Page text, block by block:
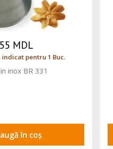
55 MDL
indicat pentru 1 Buc.
inox BR 331
în coș